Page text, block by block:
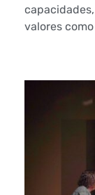
l
e
valores